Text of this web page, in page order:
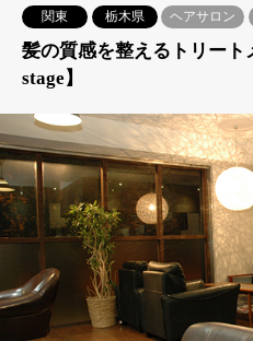
関東 栃木県 ヘアサロン
髪の質感を整えるトリート
stage】